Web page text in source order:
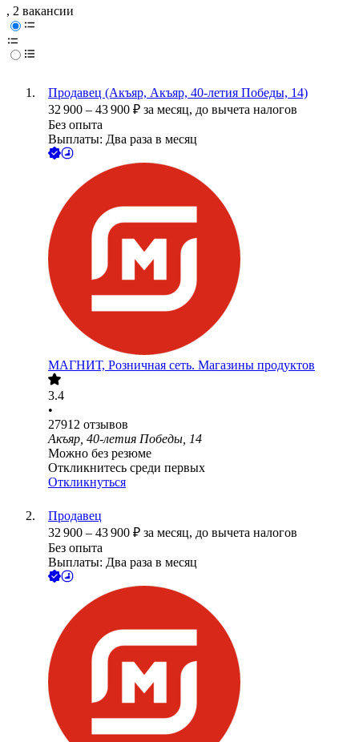
, 2 вакансии
Продавец (Акъяр, Акъяр, 40-летия Победы, 14)
32 900 – 43 900 ₽ за месяц, до вычета налогов
Без опыта
Выплаты: Два раза в месяц
МАГНИТ, Розничная сеть. Магазины продуктов
3.4
•
27912 отзывов
Акъяр, 40-летия Победы, 14
Можно без резюме
Откликнитесь среди первых
Откликнуться
Продавец
32 900 – 43 900 ₽ за месяц, до вычета налогов
Без опыта
Выплаты: Два раза в месяц